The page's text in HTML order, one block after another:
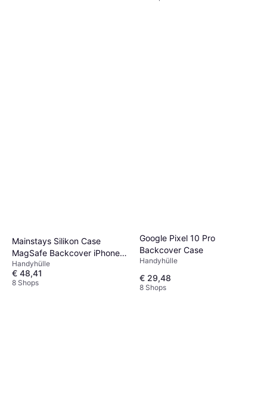
Mainstays Silikon Case
MagSafe Backcover iPhone
17 Pro Max Orange
Handyhülle
€ 48,41
8 Shops
Google Pixel 10 Pro
Backcover Case
Handyhülle
€ 29,48
8 Shops